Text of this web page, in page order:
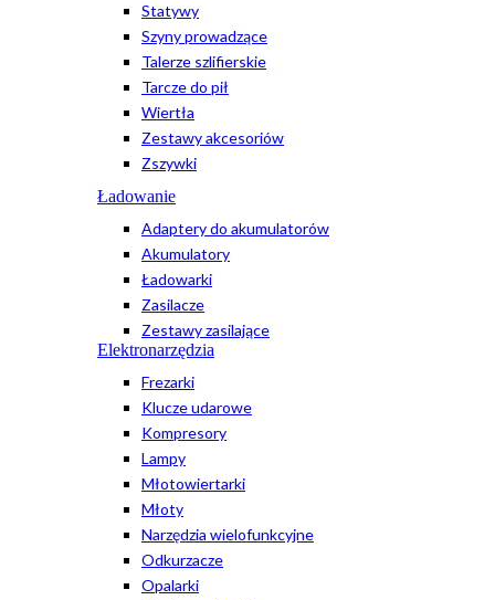
Statywy
Szyny prowadzące
Talerze szlifierskie
Tarcze do pił
Wiertła
Zestawy akcesoriów
Zszywki
Ładowanie
Adaptery do akumulatorów
Akumulatory
Ładowarki
Zasilacze
Zestawy zasilające
Elektronarzędzia
Frezarki
Klucze udarowe
Kompresory
Lampy
Młotowiertarki
Młoty
Narzędzia wielofunkcyjne
Odkurzacze
Opalarki